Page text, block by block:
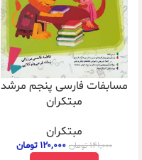
مسابفات فارسی پنجم مرشد
مبتکران
مبتکران
۱۴۱,۰۰۰تومان ۱۲۰,۰۰۰ تومان